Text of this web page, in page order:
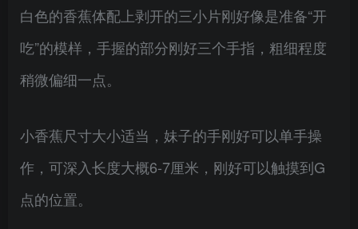
白色的香蕉体配上剥开的三小片刚好像是准备“开
吃”的模样，手握的部分刚好三个手指，粗细程度
稍微偏细一点。
小香蕉尺寸大小适当，妹子的手刚好可以单手操
作，可深入长度大概6-7厘米，刚好可以触摸到G
点的位置。